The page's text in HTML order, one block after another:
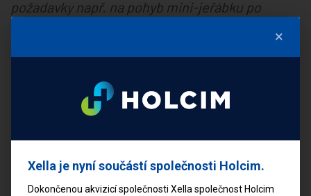
požadavky např. na pohyb mini-jeřábku po
Baláži, technický poradce společnosti Xella
BIM modely Xella pomáhají stavět řadu
menších i velkých projektů
×
Xella je nyní součástí společnosti Holcim.
Dokončenou akvizicí společnosti Xella společnost Holcim